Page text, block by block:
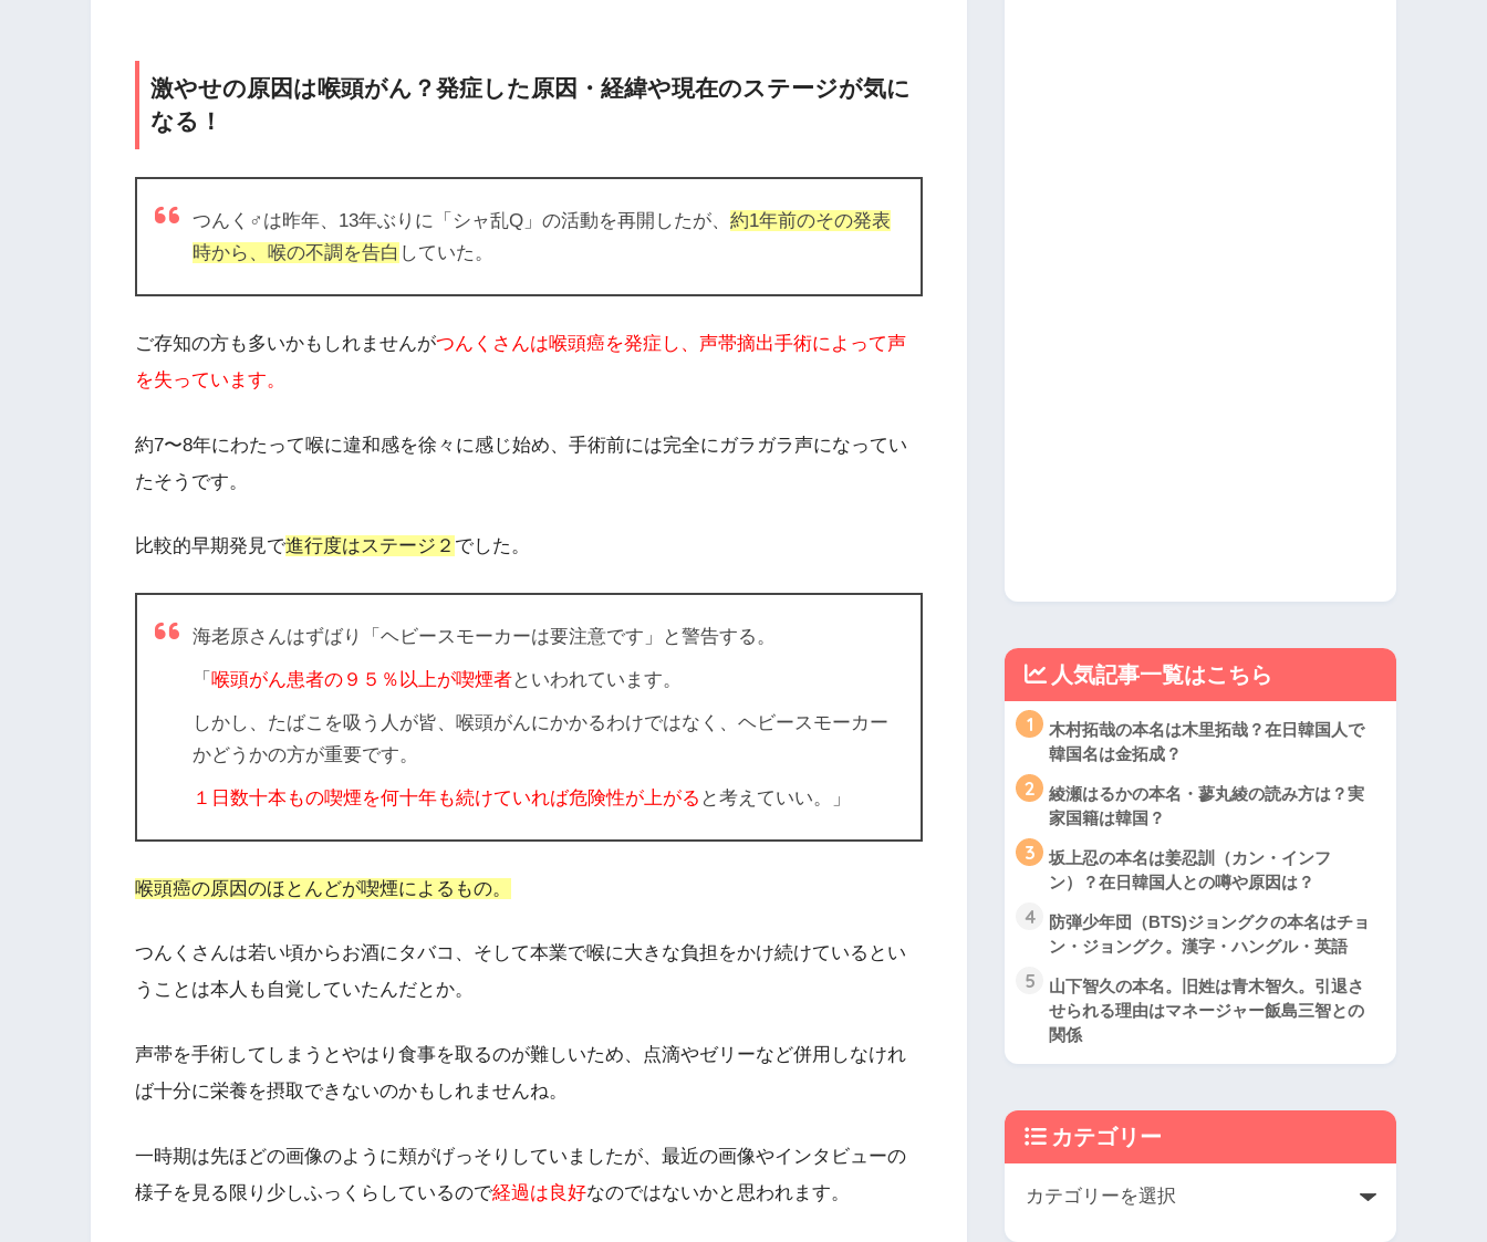
激やせの原因は喉頭がん？発症した原因・経緯や現在のステージが気に
なる！
つんく♂は昨年、13年ぶりに「シャ乱Q」の活動を再開したが、 約1年前のその発表
時から、喉の不調を告白 していた。
ご存知の方も多いかもしれませんがつんくさんは喉頭癌を発症し、声帯摘出手術によって声
を失っています。
約7〜8年にわたって喉に違和感を徐々に感じ始め、 手術前には完全にガラガラ声になってい
たそうです。
比較的早期発見で進行度はステージ２ でした。
海老原さんはずばり 「ヘビースモーカーは要注意です」 と警告する。
「 喉頭がん患者の９５％以上が喫煙者といわれています。
しかし、たばこを吸う人が皆、喉頭がんにかかるわけではなく、ヘビースモーカー
かどうかの方が重要です。
１日数十本もの喫煙を何十年も続けていれば危険性が上がる と考えていい。」
喉頭癌の原因のほとんどが喫煙によるもの。
つんくさんは若い頃からお酒にタバコ、そして本業で喉に大きな負担をかけ続けているとい
うことは本人も自覚していたんだとか。
声帯を手術してしまうとやはり食事を取るのが難しいため、点滴やゼリーなど併用しなけれ
ば十分に栄養を摂取できないのかもしれませんね。
一時期は先ほどの画像のように頬がげっそりしていましたが、最近の画像やインタビューの
様子を見る限り少しふっくらしているので経過は良好なのではないかと思われます。
人気記事一覧はこちら
1
木村拓哉の本名は木里拓哉？在日韓国人で
韓国名は金拓成？
2
綾瀬はるかの本名・蓼丸綾の読み方は？実
家国籍は韓国？
3
坂上忍の本名は姜忍訓（カン・インフ
ン）？在日韓国人との噂や原因は？
4
防弾少年団（BTS)ジョングクの本名はチョ
ン・ジョングク。漢字・ハングル・英語
5
山下智久の本名。旧姓は青木智久。引退さ
せられる理由はマネージャー飯島三智との
関係
カテゴリー